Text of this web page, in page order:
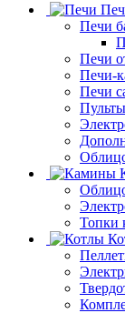
Печи
Печи
Печи-
Печи
Топки